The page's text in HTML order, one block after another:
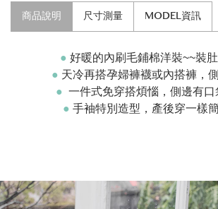
商品說明 尺寸測量 MODEL資訊
● 好暖的內刷毛鋪棉洋裝~~裝
● 天冷再搭孕婦褲襪或內搭褲，
● 一件式免穿搭煩惱，側邊有口
● 手袖特別造型，產後穿一樣